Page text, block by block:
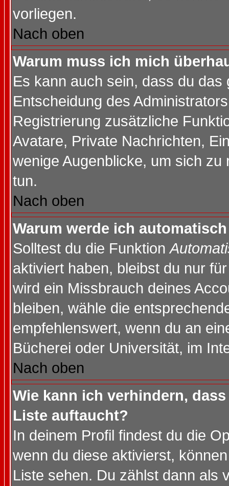
vorliegen.
Nach oben
Warum muss ich mich
Es kann auch sein, dass du
Entscheidung des
Registrierung zusätzliche
Avatare, Private Nachrichten,
wenige Augenblicke, um sich
tun.
Nach oben
Warum werde ich
Solltest du die Funktion
aktiviert haben, bleibst du nur
wird ein Missbrauch deines
bleiben, wähle die
empfehlenswert, wenn du an
Bücherei oder Universität, im
Nach oben
Wie kann ich verhindern,
Liste auftaucht?
In deinem Profil findest du die
wenn du diese aktivierst,
Liste sehen. Du zählst dann als